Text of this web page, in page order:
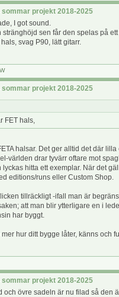
sommar projekt 2018-2025
I got sound.
sen får den spelas på
svag P90, lätt gitarr.
sommar projekt 2018-2025
FET hals,
halsar. Det ger alltid det där
världen drar tyvärr oftare mot
lyckas hitta ett exemplar. När det
editions/runs eller Custom Shop.
tillräckligt -ifall man är
att man blir ytterligare en i
har byggt.
hur ditt bygge låter, känns och
sommar projekt 2018-2025
och övre sadeln är nu filad så den